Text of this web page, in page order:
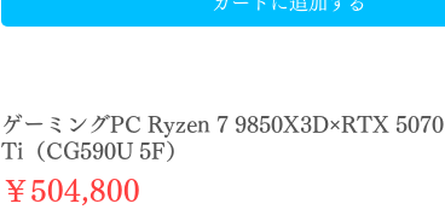
ゲーミングPC Ryzen 7 9850X3D×RTX 5070
Ti（CG590U 5F）
価格
￥504,800